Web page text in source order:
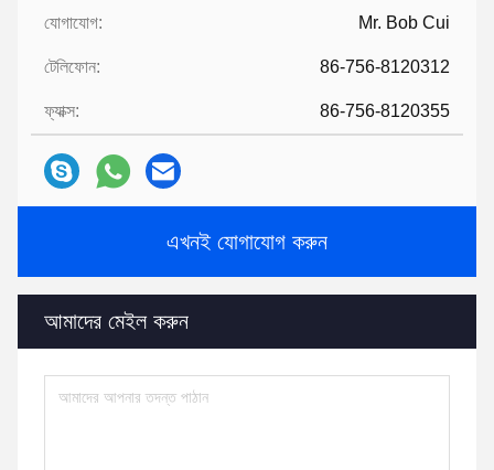
যোগাযোগ: Mr. Bob Cui
টেলিফোন: 86-756-8120312
ফ্যাক্স: 86-756-8120355
এখনই যোগাযোগ করুন
আমাদের মেইল ​​করুন